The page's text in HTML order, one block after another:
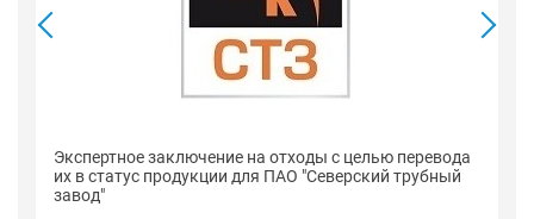
Экспертное заключение на отходы с целью перевода
их в статус продукции для ПАО "Северский трубный
завод"